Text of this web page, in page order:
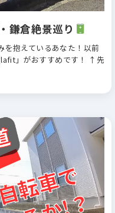
鎌倉絶景巡り
を抱えているあなた！以前
」がおすすめです！ ↑先